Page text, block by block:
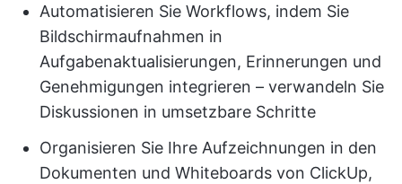
Automatisieren Sie Workflows, indem Sie
Bildschirmaufnahmen in
Aufgabenaktualisierungen, Erinnerungen und
Genehmigungen integrieren – verwandeln Sie
Diskussionen in umsetzbare Schritte
Organisieren Sie Ihre Aufzeichnungen in den
Dokumenten und Whiteboards von ClickUp,